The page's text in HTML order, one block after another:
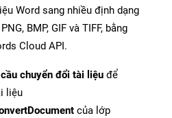
Word sang nhiều định dạng
BMP, GIF và TIFF, bằng
Cloud API.
chuyển đổi tài liệu để
liệu
của lớp